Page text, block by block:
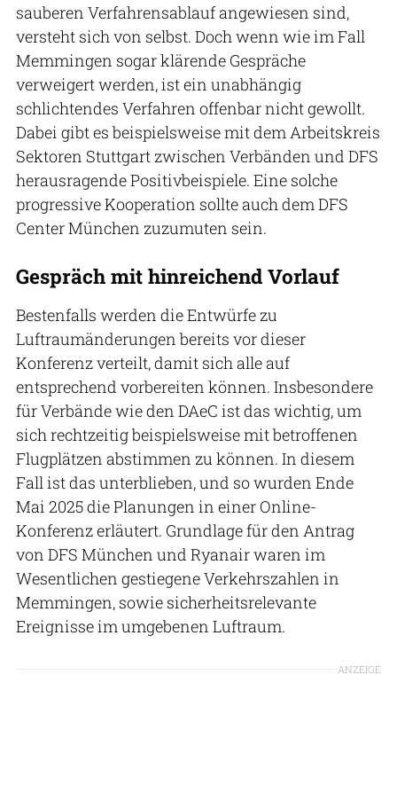
sauberen Verfahrensablauf angewiesen sind,
versteht sich von selbst. Doch wenn wie im Fall
Memmingen sogar klärende Gespräche
verweigert werden, ist ein unabhängig
schlichtendes Verfahren offenbar nicht gewollt.
Dabei gibt es beispielsweise mit dem Arbeitskreis
Sektoren Stuttgart zwischen Verbänden und DFS
herausragende Positivbeispiele. Eine solche
progressive Kooperation sollte auch dem DFS
Center München zuzumuten sein.
Gespräch mit hinreichend Vorlauf
Bestenfalls werden die Entwürfe zu
Luftraumänderungen bereits vor dieser
Konferenz verteilt, damit sich alle auf
entsprechend vorbereiten können. Insbesondere
für Verbände wie den DAeC ist das wichtig, um
sich rechtzeitig beispielsweise mit betroffenen
Flugplätzen abstimmen zu können. In diesem
Fall ist das unterblieben, und so wurden Ende
Mai 2025 die Planungen in einer Online-
Konferenz erläutert. Grundlage für den Antrag
von DFS München und Ryanair waren im
Wesentlichen gestiegene Verkehrszahlen in
Memmingen, sowie sicherheitsrelevante
Ereignisse im umgebenen Luftraum.
ANZEIGE